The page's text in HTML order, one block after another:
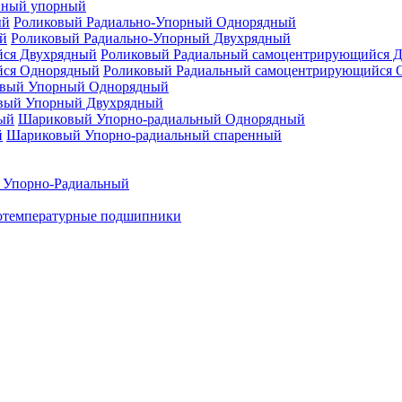
упорный
Роликовый Радиально-Упорный Однорядный
Роликовый Радиально-Упорный Двухрядный
Роликовый Радиальный самоцентрирующийся
Роликовый Радиальный самоцентрирующийся
Упорный Однорядный
Упорный Двухрядный
Шариковый Упорно-радиальный Однорядный
Шариковый Упорно-радиальный спаренный
Радиальный
подшипники